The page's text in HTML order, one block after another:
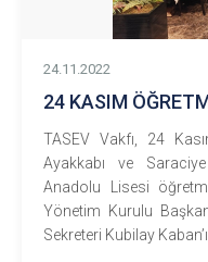
24.11.2022
24 KASIM
TASEV Vakfı, 24
Ayakkabı ve
Anadolu Lisesi
Yönetim Kurulu
Sekreteri Kubilay